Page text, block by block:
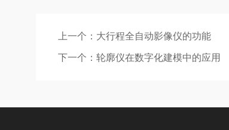
上一个： 大行程全自动影像仪的功能
下一个： 轮廓仪在数字化建模中的应用